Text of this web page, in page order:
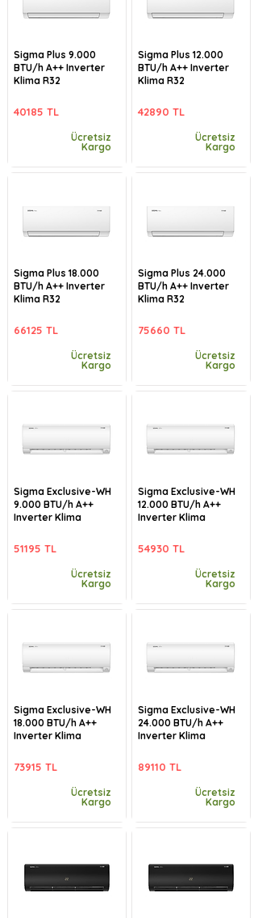
Sigma Plus 9.000
BTU/h A++ Inverter
Klima R32
40185 TL
Ücretsiz
Kargo
Sigma Plus 18.000
BTU/h A++ Inverter
Klima R32
66125 TL
Ücretsiz
Kargo
Sigma Exclusive-WH
9.000 BTU/h A++
Inverter Klima
51195 TL
Ücretsiz
Kargo
Sigma Exclusive-WH
18.000 BTU/h A++
Inverter Klima
73915 TL
Ücretsiz
Kargo
Sigma Plus 12.000
BTU/h A++ Inverter
Klima R32
42890 TL
Ücretsiz
Kargo
Sigma Plus 24.000
BTU/h A++ Inverter
Klima R32
75660 TL
Ücretsiz
Kargo
Sigma Exclusive-WH
12.000 BTU/h A++
Inverter Klima
54930 TL
Ücretsiz
Kargo
Sigma Exclusive-WH
24.000 BTU/h A++
Inverter Klima
89110 TL
Ücretsiz
Kargo